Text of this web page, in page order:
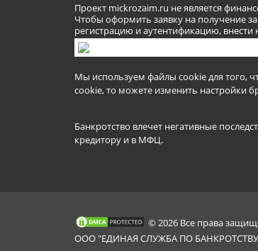
Проект mickrozaim.ru не является
Чтобы оформить заявку на получение
регистрацию и аутентификацию,
Мы используем файлы cookie для того,
cookie, то можете изменить настройки
Банкротство влечет негативные
кредитору и в МФЦ.
© 2026 Все права
ООО "ЕДИНАЯ СЛУЖБА ПО БАНКРОТСТВУ"